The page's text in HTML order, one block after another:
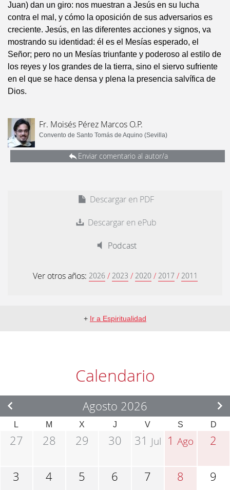
Juan) dan un giro: nos muestran a Jesús en su lucha
contra el mal, y cómo la oposición de sus adversarios es
creciente. Jesús, en las diferentes acciones y signos, va
mostrando su identidad: él es el Mesías esperado, el
Señor; pero no un Mesías triunfante y poderoso al estilo de
los reyes y los grandes de la tierra, sino el siervo sufriente
en el que se hace densa y plena la presencia salvífica de
Dios.
Fr. Moisés Pérez Marcos O.P.
Convento de Santo Tomás de Aquino (Sevilla)
Enviar comentario al autor/a
Descargar en PDF
Descargar en ePub
Podcast
Ver otros años: 2026 / 2023 / 2020 / 2017 / 2011
+ Ir a Espiritualidad
Calendario
Agosto 2026
L M X J V S D
27 28 29 30 31 Jul 1Ago 2
3 4 5 6 7 8 9